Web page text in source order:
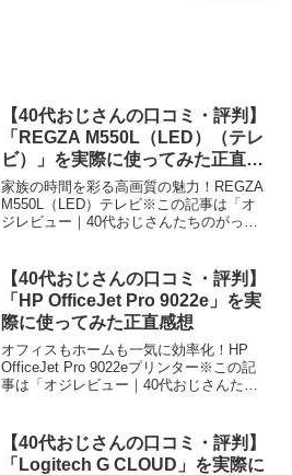
【40代おじさんの口コミ・評判】
「REGZA M550L（LED）（テレ
ビ）」を実際に使ってみた正直感
想
家族の時間を彩る高画質の魅力！REGZA
M550L（LED）テレビ※この記事は「オ
ジレビュー｜40代おじさんたちのがっち
したいのが「REGZA M550L（LED）」...
【40代おじさんの口コミ・評判】
「HP OfficeJet Pro 9022e」を実
際に使ってみた正直感想
オフィスもホームも一気に効率化！HP
OfficeJet Pro 9022eプリンター※この記
事は「オジレビュー｜40代おじさんたち
部が紹介したいのが「HP Offic...
【40代おじさんの口コミ・評判】
「Logitech G CLOUD」を実際に